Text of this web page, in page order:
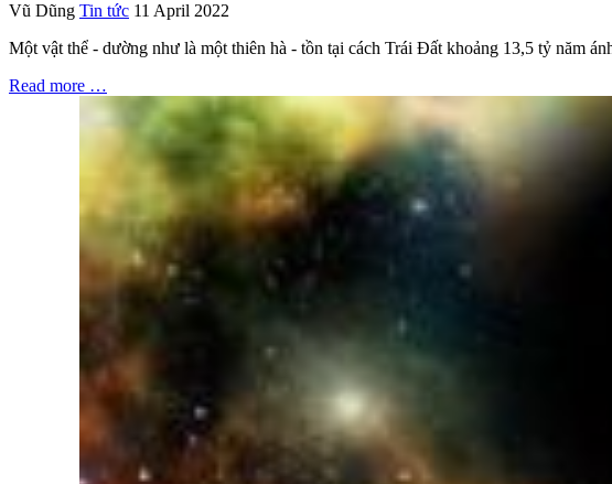
Vũ Dũng Tin tức 11 April 2022
Một vật thể - dường như là một thiên hà - tồn tại cách Trái Đất khoảng 13,5 tỷ năm
Read more …